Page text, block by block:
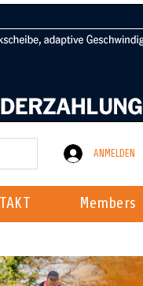
ANMELDEN
Members